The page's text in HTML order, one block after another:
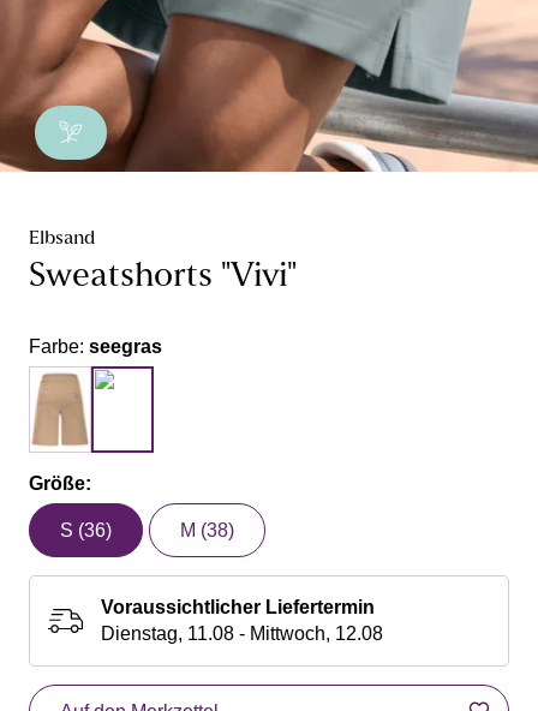
Elbsand
Sweatshorts "Vivi"
Farbe: seegras
Größe:
S (36) M (38)
Voraussichtlicher Liefertermin
Dienstag, 11.08 - Mittwoch, 12.08